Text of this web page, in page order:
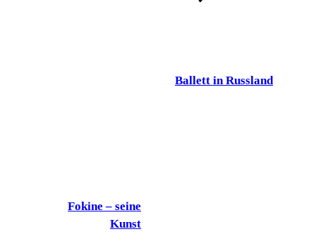
Ballett in Russland
Fokine – seine
Kunst